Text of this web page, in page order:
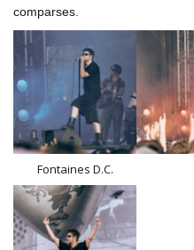
comparses.
Fontaines D.C.